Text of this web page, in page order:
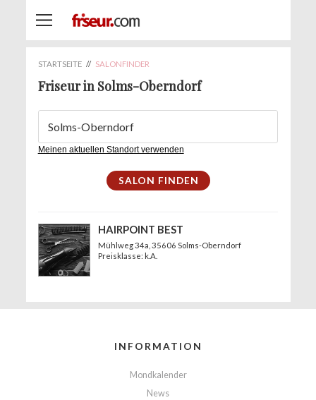
STARTSEITE // SALONFINDER
Friseur in Solms-Oberndorf
Meinen aktuellen Standort verwenden
HAIRPOINT BEST
Mühlweg 34a , 35606 Solms-Oberndorf
Preisklasse: k.A.
INFORMATION
Mondkalender
News